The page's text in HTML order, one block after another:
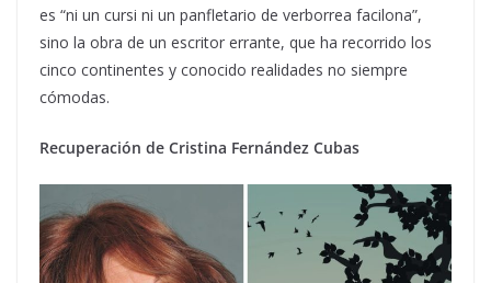
es “ni un cursi ni un panfletario de verborrea facilona”,
sino la obra de un escritor errante, que ha recorrido los
cinco continentes y conocido realidades no siempre
cómodas.
Recuperación de Cristina Fernández Cubas